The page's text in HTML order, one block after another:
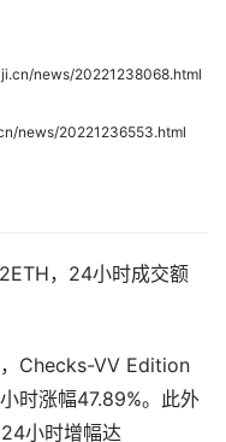
news/20221238068.html
news/20221236553.html
，24小时成交额
Checks-VV Edition
时涨幅47.89%。此外
小时增幅达